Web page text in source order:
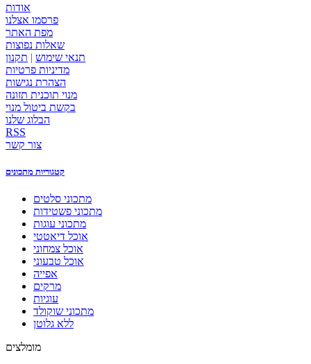
אודות
פרסמו אצלנו
מפת האתר
שאלות נפוצות
תנאי שימוש | תקנון
מדיניות פרטיות
הצהרת נגישות
מנוי תוכנית תזונה
בקשת ביטול מנוי
הבלוג שלנו
RSS
צור קשר
קטגוריות מתכונים
מתכוני סלטים
מתכוני פשטידות
מתכוני עוגות
אוכל דיאטטי
אוכל צמחוני
אוכל טבעוני
אפייה
מרקים
עוגיות
מתכוני שוקולד
ללא גלוטן
מומלצים